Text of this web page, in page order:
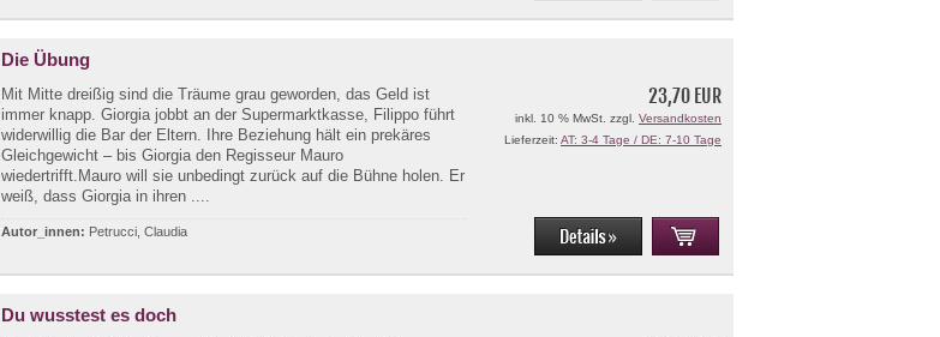
Die Übung
Mit Mitte dreißig sind die Träume grau geworden, das Geld ist
immer knapp. Giorgia jobbt an der Supermarktkasse, Filippo führt
widerwillig die Bar der Eltern. Ihre Beziehung hält ein prekäres
Gleichgewicht – bis Giorgia den Regisseur Mauro
wiedertrifft.Mauro will sie unbedingt zurück auf die Bühne holen. Er
weiß, dass Giorgia in ihren ....
Autor_innen: Petrucci, Claudia
23,70 EUR
inkl. 10 % MwSt. zzgl. Versandkosten
Lieferzeit: AT: 3-4 Tage / DE: 7-10 Tage
Du wusstest es doch